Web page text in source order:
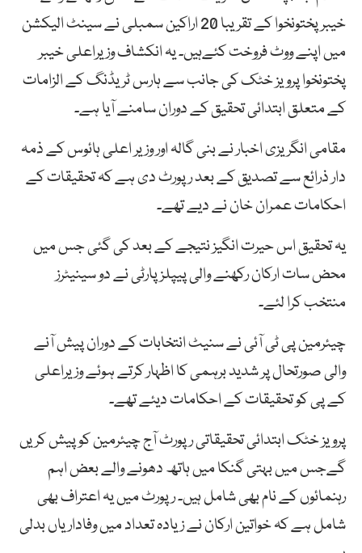
خیبرپختونخوا کے تقریبا 20 اراکین سمبلی نے سینٹ الیکشن
میں اپنے ووٹ فروخت کئےہیں۔ یہ انکشاف وزیراعلی خیبر
پختونخوا پرویز خٹک کی جانب سے ہارس ٹریڈنگ کے الزامات
کے متعلق ابتدائی تحقیق کے دوران سامنے آیا ہے۔
مقامی انگریزی اخبار نے بنی گالہ اور وزیر اعلی ہائوس کے ذمہ
دار ذرائع سے تصدیق کے بعد رپورٹ دی ہے کہ تحقیقات کے
احکامات عمران خان نے دیے تھے۔
یہ تحقیق اس حیرت انگیز نتیجے کے بعد کی گئی جس میں
محض سات ارکان رکھنے والی پیپلزپارٹی نے دو سینیٹرز
منتخب کرا لئے۔
چیئرمین پی ٹی آئی نے سنیٹ انتخابات کے دوران پیش آنے
والی صورتحال پر شدید برہمی کا اظہار کرتے ہوئے وزیراعلی
کے پی کو تحقیقات کے احکامات دیئے تھے۔
پرویز خٹک ابتدائی تحقیقاتی رپورٹ آج چیئرمین کو پیش کریں
گےجس میں بہتی گنکا میں ہاتھ دھونے والے بعض اہم
رہنمائوں کے نام بھی شامل ہیں۔ رپورٹ میں یہ اعتراف بھی
شامل ہے کہ خواتین ارکان نے زیادہ تعداد میں وفاداریاں بدلی